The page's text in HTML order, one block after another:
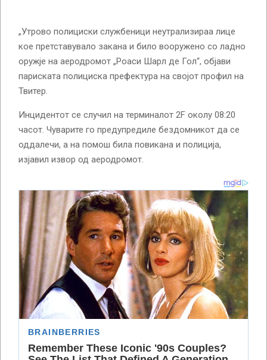
„Утрово полициски службеници неутрализираа лице
кое претставувало закана и било вооружено со ладно
оружје на аеродромот „Роаси Шарл де Гол“, објави
париската полициска префектура на својот профил на
Твитер.
Инцидентот се случил на терминалот 2F околу 08:20
часот. Чуварите го предупредиле бездомникот да се
оддалечи, а на помош била повикана и полиција,
изјавил извор од аеродромот.